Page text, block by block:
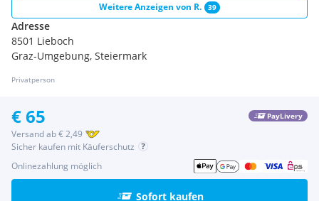
Weitere Anzeigen von R. 39
Adresse
8501 Lieboch
Graz-Umgebung, Steiermark
Privatperson
€ 65 PayLivery
Versand ab € 2,49
Sicher kaufen mit Käuferschutz
Sofort kaufen
Onlinezahlung möglich